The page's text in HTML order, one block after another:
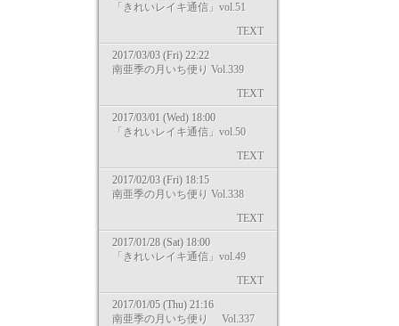
「きれいレイキ通信」vol.51
TEXT
2017/03/03 (Fri) 22:22
南亜季の月いち便り Vol.339
TEXT
2017/03/01 (Wed) 18:00
「きれいレイキ通信」vol.50
TEXT
2017/02/03 (Fri) 18:15
南亜季の月いち便り Vol.338
TEXT
2017/01/28 (Sat) 18:00
「きれいレイキ通信」vol.49
TEXT
2017/01/05 (Thu) 21:16
南亜季の月いち便り Vol.337